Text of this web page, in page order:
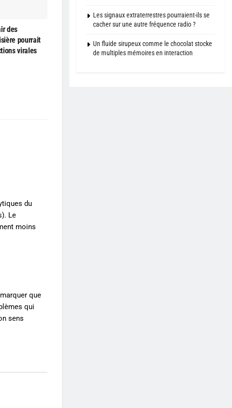
des
pourrait
virales
du
Le
moins
que
qui
sens
Les signaux extraterrestres pourraient-ils se
cacher sur une autre fréquence radio ?
Un fluide sirupeux comme le chocolat stocke
de multiples mémoires en interaction